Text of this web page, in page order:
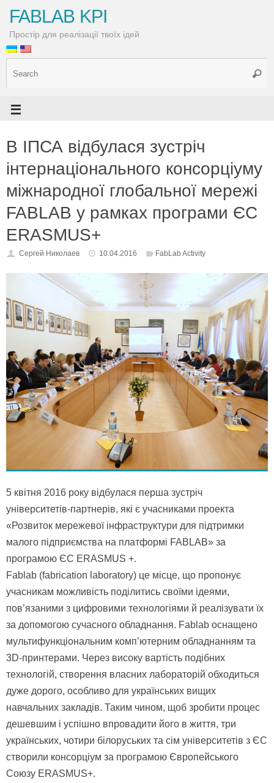
FABLAB KPI
Простір для реалізації твоїх ідей
В ІПСА відбулася зустріч
інтернаціонального консорціуму
міжнародної глобальної мережі
FABLAB у рамках програми ЄС
ERASMUS+
Cергей Николаев 10.04.2016 FabLab Activity
5 квітня 2016 року відбулася перша зустріч
університетів-партнерів, які є учасниками проекта
«Розвиток мережевої інфраструктури для підтримки
малого підприємства на платформі FABLAB» за
програмою ЄС ERASMUS +.
Fablab (fabrication laboratory) це місце, що пропонує
учасникам можливість поділитись своїми ідеями,
пов’язаними з цифровими технологіями й реалізувати їх
за допомогою сучасного обладнання. Fablab оснащено
мультифункціональним комп’ютерним обладнанням та
3D-принтерами. Через високу вартість подібних
технологій, створення власних лабораторій обходиться
дуже дорого, особливо для українських вищих
навчальних закладів. Таким чином, щоб зробити процес
дешевшим і успішно впровадити його в життя, три
українських, чотири білоруських та сім університетів з ЄС
створили консорціум за програмою Європейського
Союзу ERASMUS+.